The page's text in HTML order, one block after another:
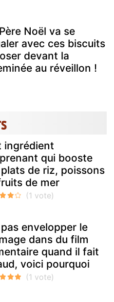
Noël va se
avec ces biscuits
devant la
au réveillon !
ingrédient
qui booste
de riz, poissons
de mer
envelopper le
dans du film
quand il fait
voici pourquoi